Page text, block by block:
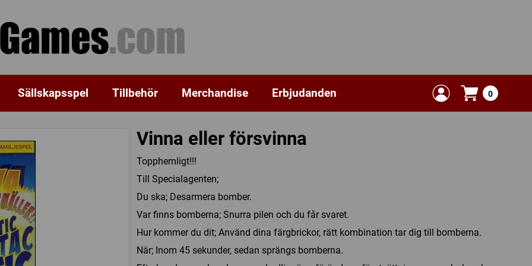
Sällskapsspel Tillbehör Merchandise Erbjudanden 0
Vinna eller försvinna
Topphemligt!!!
Till Specialagenten;
Du ska; Desarmera bomber.
Var finns bomberna; Snurra pilen och du får svaret.
Hur kommer du dit; Använd dina färgbrickor, rätt kombination tar dig till bomberna.
När; Inom 45 sekunder, sedan sprängs bomberna.